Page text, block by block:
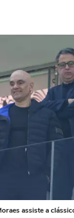
assiste a